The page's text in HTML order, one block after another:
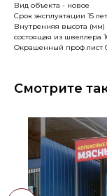
Вид объекта - новое
Срок эксплуатации 15
Внутренняя высота (мм)
состоящая из швеллера
Окрашенный проф лист
Смотрите